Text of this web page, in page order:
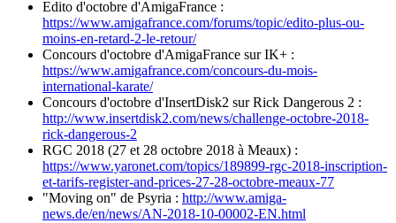
Edito d'octobre d'AmigaFrance :
https://www.amigafrance.com/forums/topic/edito-plus-ou-
moins-en-retard-2-le-retour/
Concours d'octobre d'AmigaFrance sur IK+ :
https://www.amigafrance.com/concours-du-mois-
international-karate/
Concours d'octobre d'InsertDisk2 sur Rick Dangerous 2 :
http://www.insertdisk2.com/news/challenge-octobre-2018-
rick-dangerous-2
RGC 2018 (27 et 28 octobre 2018 à Meaux) :
https://www.yaronet.com/topics/189899-rgc-2018-inscription-
et-tarifs-register-and-prices-27-28-octobre-meaux-77
"Moving on" de Psyria : http://www.amiga-
news.de/en/news/AN-2018-10-00002-EN.html